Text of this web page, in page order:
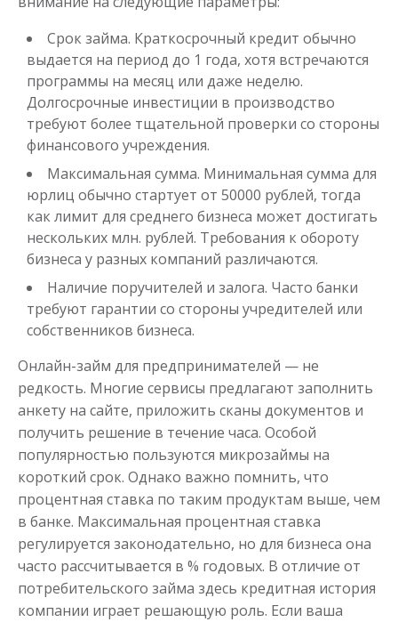
Одолжим до 30 дней
Срок от 1до 30 дня
Получить
Переведём в долг
Сумма до50 000₽
Срок от 1до 21 дня
Получить
Срок займа. Краткосрочный кредит обычно
выдается на период до 1 года, хотя встречаются
программы на месяц или даже неделю.
Долгосрочные инвестиции в производство
требуют более тщательной проверки со стороны
финансового учреждения.
Максимальная сумма. Минимальная сумма для
юрлиц обычно стартует от 50000 рублей, тогда
как лимит для среднего бизнеса может достигать
нескольких млн. рублей. Требования к обороту
бизнеса у разных компаний различаются.
Наличие поручителей и залога. Часто банки
требуют гарантии со стороны учредителей или
собственников бизнеса.
Онлайн-займ для предпринимателей — не
редкость. Многие сервисы предлагают заполнить
анкету на сайте, приложить сканы документов и
получить решение в течение часа. Особой
популярностью пользуются микрозаймы на
короткий срок. Однако важно помнить, что
процентная ставка по таким продуктам выше, чем
в банке. Максимальная процентная ставка
регулируется законодательно, но для бизнеса она
часто рассчитывается в % годовых. В отличие от
потребительского займа здесь кредитная история
компании играет решающую роль. Если ваша